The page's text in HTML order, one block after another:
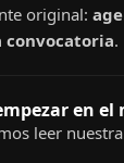
original:
convocatoria.
en
leer